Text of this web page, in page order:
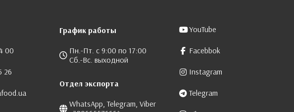
00
26
График работы
Пн.-Пт. с 9:00 по 17:00
Сб.-Вс. выходной
Отдел экспорта
WhatsApp, Telegram, Viber
YouTube
Facebbok
Instagram
Telegram